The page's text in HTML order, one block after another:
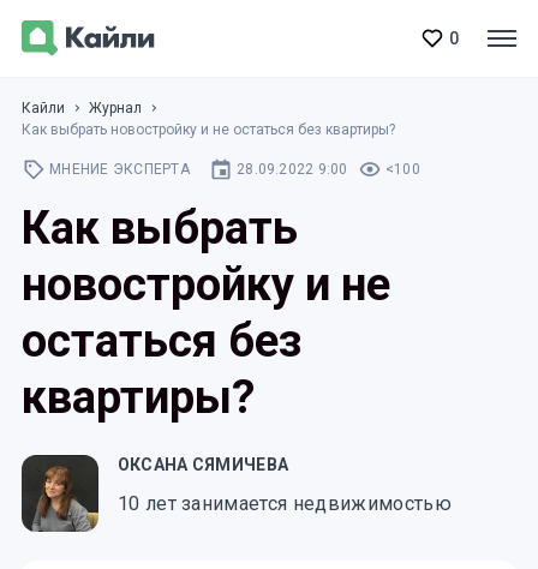
0
Кайли
Журнал
Как выбрать новостройку и не остаться без квартиры?
МНЕНИЕ ЭКСПЕРТА 28.09.2022 9:00 <100
Как выбрать
новостройку и не
остаться без
квартиры?
ОКСАНА СЯМИЧЕВА
10 лет занимается недвижимостью